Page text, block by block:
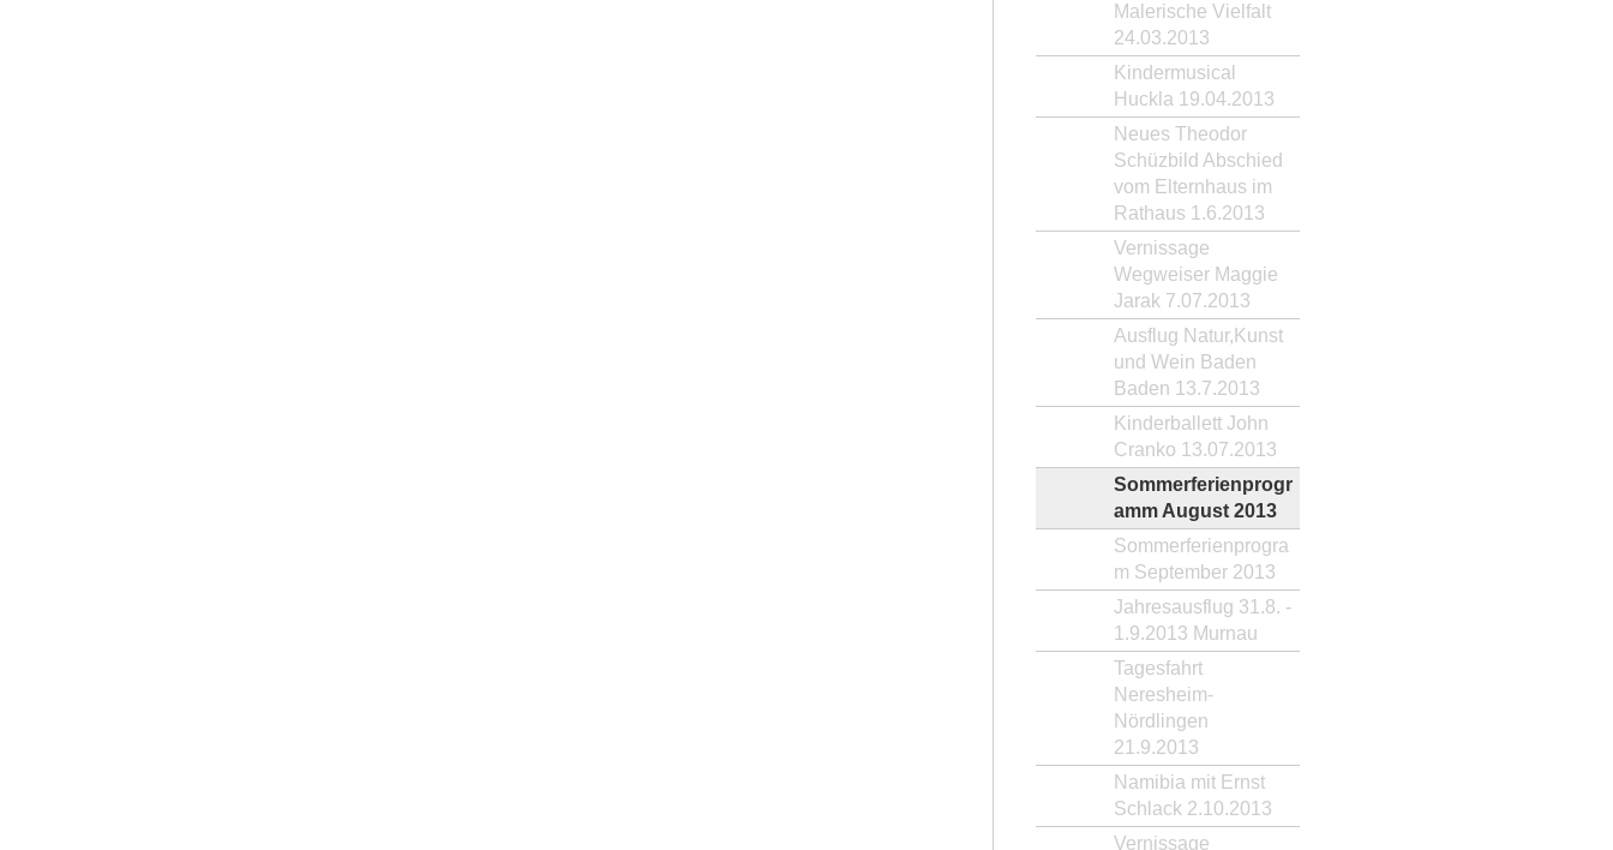
Malerische Vielfalt
24.03.2013
Kindermusical
Huckla 19.04.2013
Neues Theodor
Schüzbild Abschied
vom Elternhaus im
Rathaus 1.6.2013
Vernissage
Wegweiser Maggie
Jarak 7.07.2013
Ausflug Natur,Kunst
und Wein Baden
Baden 13.7.2013
Kinderballett John
Cranko 13.07.2013
Sommerferienprogr
amm August 2013
Sommerferienprogra
m September 2013
Jahresausflug 31.8. -
1.9.2013 Murnau
Tagesfahrt
Neresheim-
Nördlingen
21.9.2013
Namibia mit Ernst
Schlack 2.10.2013
Vernissage